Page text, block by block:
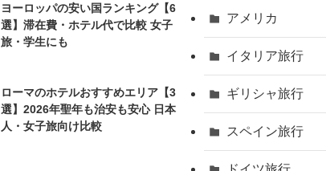
ヨーロッパの安い国ランキング【6
選】滞在費・ホテル代で比較 女子
旅・学生にも
ローマのホテルおすすめエリア【3
選】2026年聖年も治安も安心 日本
人・女子旅向け比較
アメリカ
イタリア旅行
ギリシャ旅行
スペイン旅行